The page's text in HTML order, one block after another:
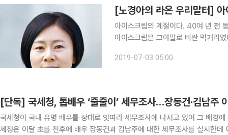
[노경아의 라온 우리말터] 아
아이스크림의 계절이다. 40여 년 전
아이스크림은 그야말로 비싼 먹거리
이스크림을 먹었다. 달콤한 냄새에 침
2019-07-03 05:00
[단독] 국세청, 톱배우 ‘줄줄이’ 세무조사…장동건‧김남주
국세청이 국내 유명 배우를 상대로 잇따라 세무조사에 나서고 있어 그 배경에 관심이 모아지고 있다. 26
세청은 이달 초를 전후에 배우 장동건과 김남주에 대한 세무조사를 실시한